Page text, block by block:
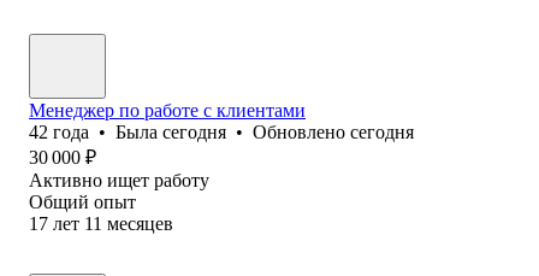
Менеджер по работе с клиентами
42 года • Была сегодня • Обновлено сегодня
30 000 ₽
Активно ищет работу
Общий опыт
17 лет 11 месяцев